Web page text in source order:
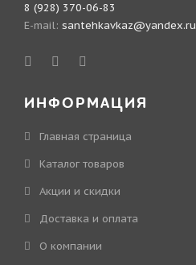
8 (928) 370-06-83
E-mail: santehkavkaz@yandex.ru
ИНФОРМАЦИЯ
Главная страница
Каталог товаров
Акции и скидки
Доставка и оплата
О компании